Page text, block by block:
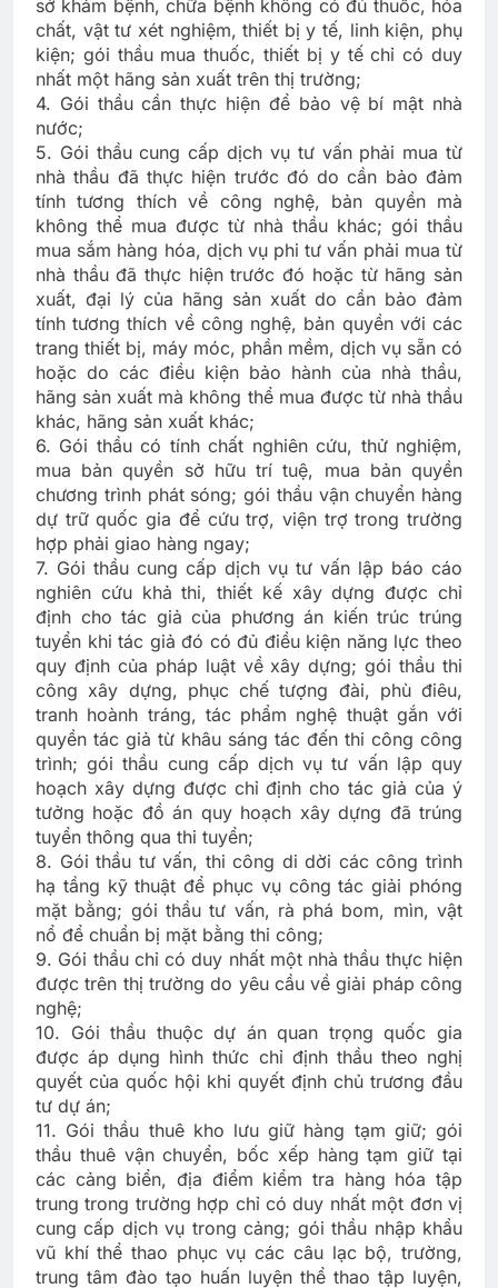
sở khám bệnh, chữa bệnh không có đủ thuốc, hóa
chất, vật tư xét nghiệm, thiết bị y tế, linh kiện, phụ
kiện; gói thầu mua thuốc, thiết bị y tế chỉ có duy
nhất một hãng sản xuất trên thị trường;
4. Gói thầu cần thực hiện để bảo vệ bí mật nhà
nước;
5. Gói thầu cung cấp dịch vụ tư vấn phải mua từ
nhà thầu đã thực hiện trước đó do cần bảo đảm
tính tương thích về công nghệ, bản quyền mà
không thể mua được từ nhà thầu khác; gói thầu
mua sắm hàng hóa, dịch vụ phi tư vấn phải mua từ
nhà thầu đã thực hiện trước đó hoặc từ hãng sản
xuất, đại lý của hãng sản xuất do cần bảo đảm
tính tương thích về công nghệ, bản quyền với các
trang thiết bị, máy móc, phần mềm, dịch vụ sẵn có
hoặc do các điều kiện bảo hành của nhà thầu,
hãng sản xuất mà không thể mua được từ nhà thầu
khác, hãng sản xuất khác;
6. Gói thầu có tính chất nghiên cứu, thử nghiệm,
mua bản quyền sở hữu trí tuệ, mua bản quyền
chương trình phát sóng; gói thầu vận chuyển hàng
dự trữ quốc gia để cứu trợ, viện trợ trong trường
hợp phải giao hàng ngay;
7. Gói thầu cung cấp dịch vụ tư vấn lập báo cáo
nghiên cứu khả thi, thiết kế xây dựng được chỉ
định cho tác giả của phương án kiến trúc trúng
tuyển khi tác giả đó có đủ điều kiện năng lực theo
quy định của pháp luật về xây dựng; gói thầu thi
công xây dựng, phục chế tượng đài, phù điêu,
tranh hoành tráng, tác phẩm nghệ thuật gắn với
quyền tác giả từ khâu sáng tác đến thi công công
trình; gói thầu cung cấp dịch vụ tư vấn lập quy
hoạch xây dựng được chỉ định cho tác giả của ý
tưởng hoặc đồ án quy hoạch xây dựng đã trúng
tuyển thông qua thi tuyển;
8. Gói thầu tư vấn, thi công di dời các công trình
hạ tầng kỹ thuật để phục vụ công tác giải phóng
mặt bằng; gói thầu tư vấn, rà phá bom, mìn, vật
nổ để chuẩn bị mặt bằng thi công;
9. Gói thầu chỉ có duy nhất một nhà thầu thực hiện
được trên thị trường do yêu cầu về giải pháp công
nghệ;
10. Gói thầu thuộc dự án quan trọng quốc gia
được áp dụng hình thức chỉ định thầu theo nghị
quyết của quốc hội khi quyết định chủ trương đầu
tư dự án;
11. Gói thầu thuê kho lưu giữ hàng tạm giữ; gói
thầu thuê vận chuyển, bốc xếp hàng tạm giữ tại
các cảng biển, địa điểm kiểm tra hàng hóa tập
trung trong trường hợp chỉ có duy nhất một đơn vị
cung cấp dịch vụ trong cảng; gói thầu nhập khẩu
vũ khí thể thao phục vụ các câu lạc bộ, trường,
trung tâm đào tạo huấn luyện thể thao tập luyện,